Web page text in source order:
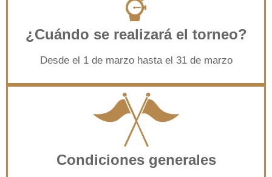
¿Cuándo se realizará el torneo?
Desde el 1 de marzo hasta el 31 de marzo
Condiciones generales